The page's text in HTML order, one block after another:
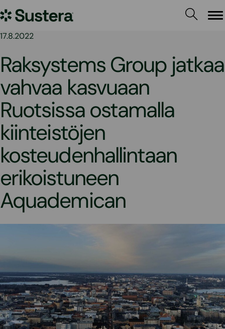
sisältöön
Sustera
17.8.2022
Raksystems Group jatkaa
vahvaa kasvuaan
Ruotsissa ostamalla
kiinteistöjen
kosteudenhallintaan
erikoistuneen
Aquademican